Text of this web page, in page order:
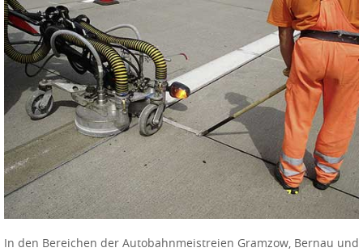
In den Bereichen der Autobahnmeistreien Gramzow, Bernau und